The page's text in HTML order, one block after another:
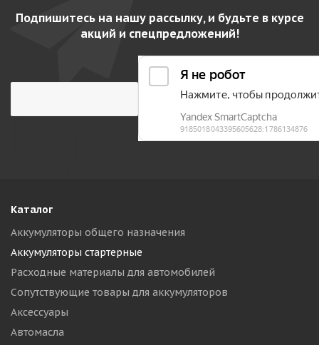
Подпишитесь на нашу рассылку, и будьте в курсе
акций и спецпредложений!
Каталог
Аккумуляторы общего назначения
Аккумуляторы стартерные
Расходные материалы для автомобилей
Сопутствующие товары для аккумуляторов
Аксессуары
Автомасла